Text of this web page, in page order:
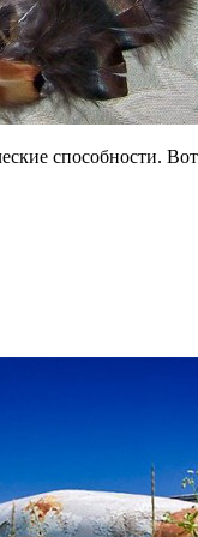
способности.